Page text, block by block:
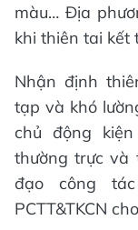
màu… Địa
khi thiên tai kết
Nhận định
tạp và khó
chủ động
thường trực và
đạo công tác
PCTT&TKCN